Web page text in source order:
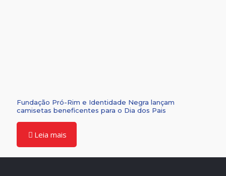
Fundação Pró-Rim e Identidade Negra lançam
camisetas beneficentes para o Dia dos Pais
Leia mais